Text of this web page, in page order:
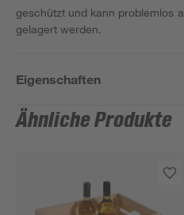
geschützt und kann problemlos
gelagert werden.
Eigenschaften
Ähnliche Produkte